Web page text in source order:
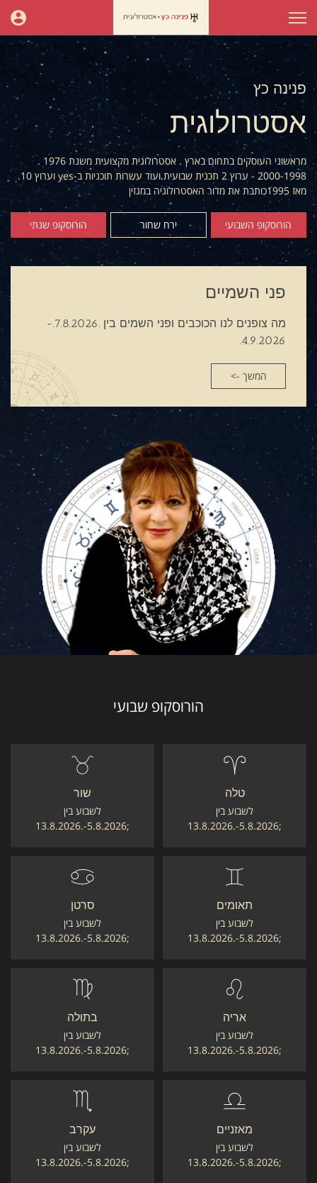
פנינה כץ
אסטרולוגית
מראשוני העוסקים בתחום בארץ . אסטרולוגית מקצועית משנת 1976 .
2000-1998 - ערוץ 2 תכנית שבועית.ועוד עשרות תוכניות ב-yes וערוץ 10.
מאז 1995כותבת את מדור האסטרולוגיה במגזין
הורוסקופ השבועי ירח שחור הורוסקופ שנתי
פני השמיים
מה צופנים לנו הכוכבים ופני השמים בין .7.8.2026.-
4.9.2026.
המשך ->
הורוסקופ שבועי
טלה
לשבוע בין
;5.8.2026-.13.8.2026
שור
לשבוע בין
;5.8.2026-.13.8.2026
תאומים
לשבוע בין
;5.8.2026-.13.8.2026
סרטן
לשבוע בין
;5.8.2026-.13.8.2026
אריה
לשבוע בין
;5.8.2026-.13.8.2026
בתולה
לשבוע בין
;5.8.2026-.13.8.2026
מאזניים
לשבוע בין
;5.8.2026-.13.8.2026
עקרב
לשבוע בין
;5.8.2026-.13.8.2026